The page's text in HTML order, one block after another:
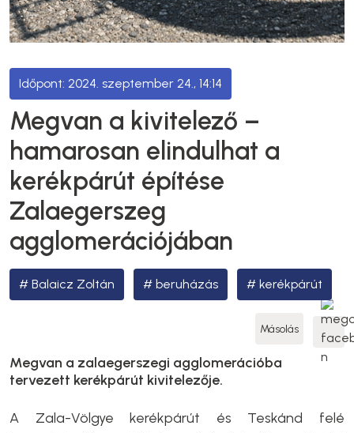
2024. szeptember 24., 14:14
Megvan a kivitelező –
hamarosan elindulhat a
kerékpárút építése
Zalaegerszeg
agglomerációjában
Balaicz Zoltán beruházás kerékpárút
Másolás
Megvan a zalaegerszegi agglomerációba
tervezett kerékpárút kivitelezője.
A Zala-Völgye kerékpárút és Teskánd felé